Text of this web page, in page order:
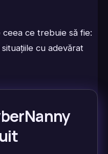
ce trebuie să fie:
cu adevărat